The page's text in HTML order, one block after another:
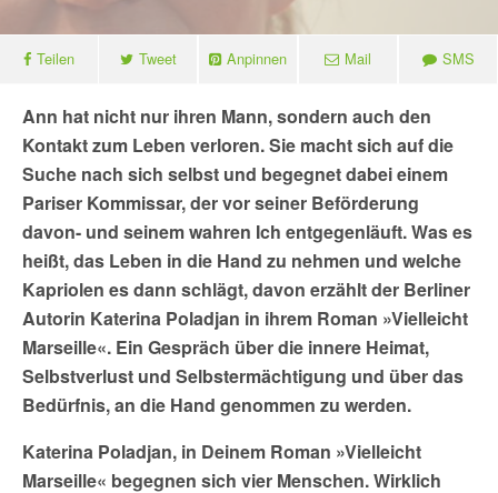
Teilen Tweet Anpinnen Mail SMS
Ann hat nicht nur ihren Mann, sondern auch den
Kontakt zum Leben verloren. Sie macht sich auf die
Suche nach sich selbst und begegnet dabei einem
Pariser Kommissar, der vor seiner Beförderung
davon- und seinem wahren Ich entgegenläuft. Was es
heißt, das Leben in die Hand zu nehmen und welche
Kapriolen es dann schlägt, davon erzählt der Berliner
Autorin Katerina Poladjan in ihrem Roman »Vielleicht
Marseille«. Ein Gespräch über die innere Heimat,
Selbstverlust und Selbstermächtigung und über das
Bedürfnis, an die Hand genommen zu werden.
Katerina Poladjan, in Deinem Roman »Vielleicht
Marseille« begegnen sich vier Menschen. Wirklich